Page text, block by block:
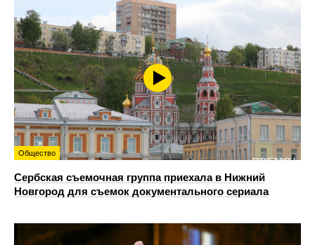
Общество
Сербская съемочная группа приехала в Нижний
Новгород для съемок документального сериала